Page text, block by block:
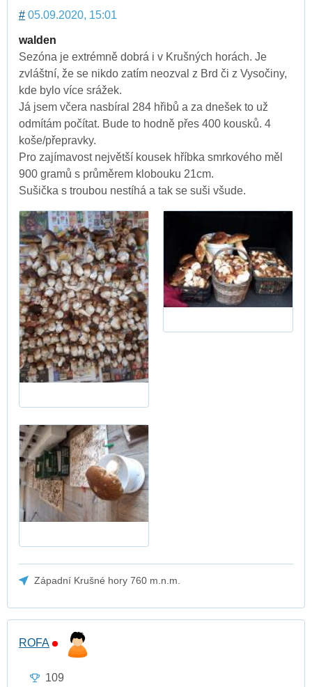
# 05.09.2020, 15:01
walden
Sezóna je extrémně dobrá i v Krušných horách. Je
zvláštní, že se nikdo zatím neozval z Brd či z Vysočiny,
kde bylo více srážek.
Já jsem včera nasbíral 284 hřibů a za dnešek to už
odmítám počítat. Bude to hodně přes 400 kousků. 4
koše/přepravky.
Pro zajímavost největší kousek hříbka smrkového měl
900 gramů s průměrem klobouku 21cm.
Sušička s troubou nestíhá a tak se suši všude.
Západní Krušné hory 760 m.n.m.
ROFA
109